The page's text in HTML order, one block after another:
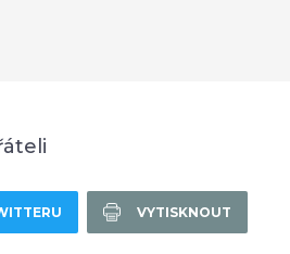
VYTISKNOUT